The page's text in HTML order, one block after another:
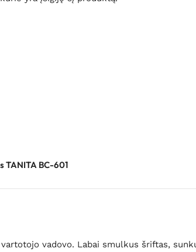
TANITA BC-601
vadovo. Labai smulkus šriftas,